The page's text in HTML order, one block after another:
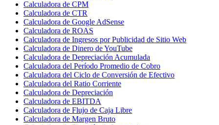
Calculadora de CPM
Calculadora de CTR
Calculadora de Google AdSense
Calculadora de ROAS
Calculadora de Ingresos por Publicidad de Sitio Web
Calculadora de Dinero de YouTube
Calculadora de Depreciación Acumulada
Calculadora del Período Promedio de Cobro
Calculadora del Ciclo de Conversión de Efectivo
Calculadora del Ratio Corriente
Calculadora de Depreciación
Calculadora de EBITDA
Calculadora de Flujo de Caja Libre
Calculadora de Margen Bruto